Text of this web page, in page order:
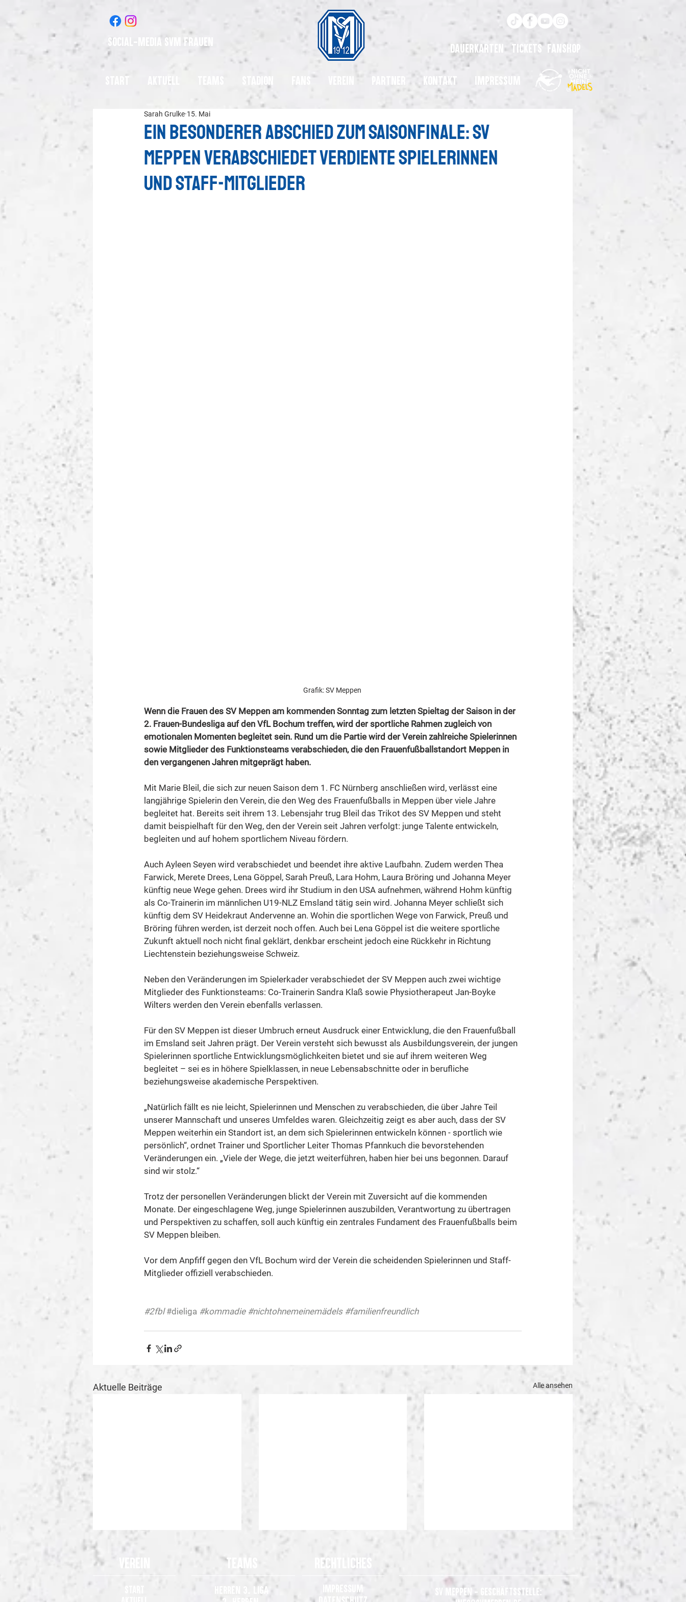
Social-Media SVM Frauen
Start Aktuell Stadion Kontakt Impressum
dauerkarten Tickets Fanshop
Ein besonderer Abschied zum Saisonfinale: SV
Meppen verabschiedet verdiente Spielerinnen
und Staff-Mitglieder
Sarah Grulke 15. Mai
Grafik: SV Meppen
Wenn die Frauen des SV Meppen am kommenden Sonntag zum letzten Spieltag der Saison in der
2. Frauen-Bundesliga auf den VfL Bochum treffen, wird der sportliche Rahmen zugleich von
emotionalen Momenten begleitet sein. Rund um die Partie wird der Verein zahlreiche Spielerinnen
sowie Mitglieder des Funktionsteams verabschieden, die den Frauenfußballstandort Meppen in
den vergangenen Jahren mitgeprägt haben.
Mit Marie Bleil, die sich zur neuen Saison dem 1. FC Nürnberg anschließen wird, verlässt eine
langjährige Spielerin den Verein, die den Weg des Frauenfußballs in Meppen über viele Jahre
begleitet hat. Bereits seit ihrem 13. Lebensjahr trug Bleil das Trikot des SV Meppen und steht
damit beispielhaft für den Weg, den der Verein seit Jahren verfolgt: junge Talente entwickeln,
begleiten und auf hohem sportlichem Niveau fördern.
Auch Ayleen Seyen wird verabschiedet und beendet ihre aktive Laufbahn. Zudem werden Thea
Farwick, Merete Drees, Lena Göppel, Sarah Preuß, Lara Hohm, Laura Bröring und Johanna Meyer
künftig neue Wege gehen. Drees wird ihr Studium in den USA aufnehmen, während Hohm künftig
als Co-Trainerin im männlichen U19-NLZ Emsland tätig sein wird. Johanna Meyer schließt sich
künftig dem SV Heidekraut Andervenne an. Wohin die sportlichen Wege von Farwick, Preuß und
Bröring führen werden, ist derzeit noch offen. Auch bei Lena Göppel ist die weitere sportliche
Zukunft aktuell noch nicht final geklärt, denkbar erscheint jedoch eine Rückkehr in Richtung
Liechtenstein beziehungsweise Schweiz.
Neben den Veränderungen im Spielerkader verabschiedet der SV Meppen auch zwei wichtige
Mitglieder des Funktionsteams: Co-Trainerin Sandra Klaß sowie Physiotherapeut Jan-Boyke
Wilters werden den Verein ebenfalls verlassen.
Für den SV Meppen ist dieser Umbruch erneut Ausdruck einer Entwicklung, die den Frauenfußball
im Emsland seit Jahren prägt. Der Verein versteht sich bewusst als Ausbildungsverein, der jungen
Spielerinnen sportliche Entwicklungsmöglichkeiten bietet und sie auf ihrem weiteren Weg
begleitet – sei es in höhere Spielklassen, in neue Lebensabschnitte oder in berufliche
beziehungsweise akademische Perspektiven.
„Natürlich fällt es nie leicht, Spielerinnen und Menschen zu verabschieden, die über Jahre Teil
unserer Mannschaft und unseres Umfeldes waren. Gleichzeitig zeigt es aber auch, dass der SV
Meppen weiterhin ein Standort ist, an dem sich Spielerinnen entwickeln können - sportlich wie
persönlich“, ordnet Trainer und Sportlicher Leiter Thomas Pfannkuch die bevorstehenden
Veränderungen ein. „Viele der Wege, die jetzt weiterführen, haben hier bei uns begonnen. Darauf
sind wir stolz.“
Trotz der personellen Veränderungen blickt der Verein mit Zuversicht auf die kommenden
Monate. Der eingeschlagene Weg, junge Spielerinnen auszubilden, Verantwortung zu übertragen
und Perspektiven zu schaffen, soll auch künftig ein zentrales Fundament des Frauenfußballs beim
SV Meppen bleiben.
Vor dem Anpfiff gegen den VfL Bochum wird der Verein die scheidenden Spielerinnen und Staff-
Mitglieder offiziell verabschieden.
#2fbl #dieliga #kommadie #nichtohnemeinemädels #familienfreundlich
Aktuelle Beiträge Alle ansehen
Verein Teams
Herren 3. Liga
Rechtliches
Impressum
SV Meppen - Geschäftsstelle: